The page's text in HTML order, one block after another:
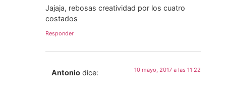
Jajaja, rebosas creatividad por los cuatro
costados
Responder
Antonio dice: 10 mayo, 2017 a las 11:22